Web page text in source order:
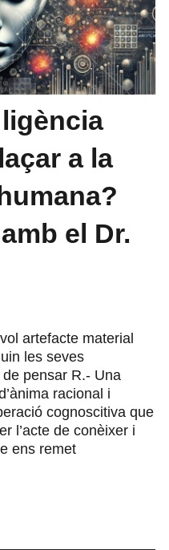
a la
el Dr.
artefacte material
les seves
pensar R.- Una
racional i
cognoscitiva que
l’acte de conèixer i
ens remet